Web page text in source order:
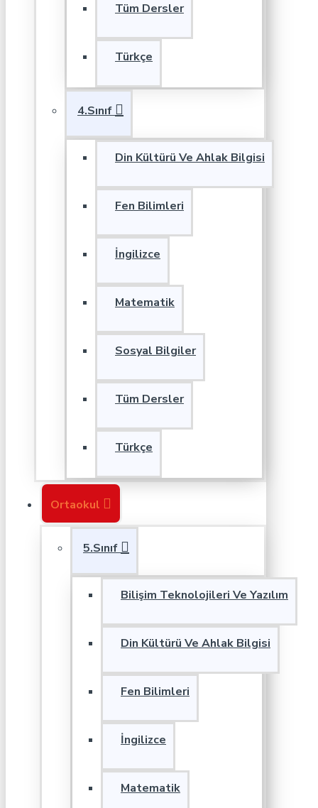
Tüm Dersler
Türkçe
4.Sınıf
Din Kültürü Ve Ahlak Bilgisi
Fen Bilimleri
İngilizce
Matematik
Sosyal Bilgiler
Tüm Dersler
Türkçe
Ortaokul
5.Sınıf
Bilişim Teknolojileri Ve Yazılım
Din Kültürü Ve Ahlak Bilgisi
Fen Bilimleri
İngilizce
Matematik